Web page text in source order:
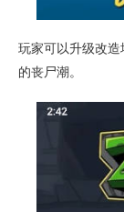
玩家可以升级改
的丧尸潮。